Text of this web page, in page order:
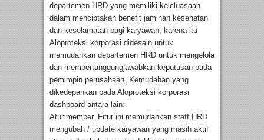
departemen HRD yang memiliki keleluasaan
dalam menciptakan benefit jaminan kesehatan
dan keselamatan bagi karyawan, karena itu
Aloproteksi korporasi didesain untuk
memudahkan departemen HRD untuk mengelola
dan mempertanggungjawabkan keputusan pada
pemimpin perusahaan. Kemudahan yang
dikedepankan pada Aloproteksi korporasi
dashboard antara lain:
Atur member. Fitur ini memudahkan staff HRD
mengubah / update karyawan yang masih aktif